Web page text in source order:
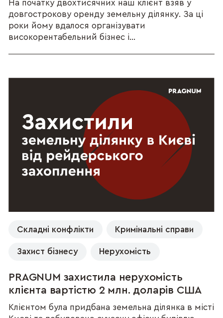
На початку двохтисячних наш клієнт взяв у
довгострокову оренду земельну ділянку. За ці
роки йому вдалося організувати
високорентабельний бізнес і...
Складні конфлікти Кримінальні справи
Захист бізнесу Нерухомість
PRAGNUM захистила нерухомість
клієнта вартістю 2 млн. доларів США
Клієнтом була придбана земельна ділянка в місті